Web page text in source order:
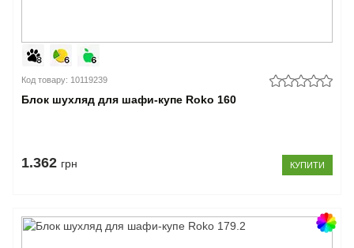
Код товару: 10119239
Блок шухляд для шафи-купе Roko 160
1.362 грн КУПИТИ